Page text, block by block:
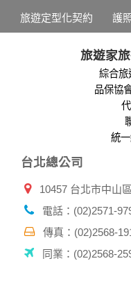
分析，分析結果之統計數
外，我們會視需要公佈
除非取得您的同意或其
的個人資料揭露予第三
在您於本網站註冊帳號
贈獎時，本網站會收集
業夥伴處取得個人資料。
當客戶在本網站註冊時
當您註冊成功，並登入使
號、電子郵件、出生日
成功，並登入使用我們
其他除了上述，會保留
生的相關記錄，包括您
的瀏覽器予以標示，歸
旅遊定型化契約 護
旅遊家
綜合旅
品保協
統
台北總公司
10457 台北市中山
電話：(02)2571-
傳真：(02)2568-
同業：(02)2568-